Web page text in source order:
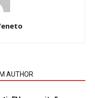
AUTHOR